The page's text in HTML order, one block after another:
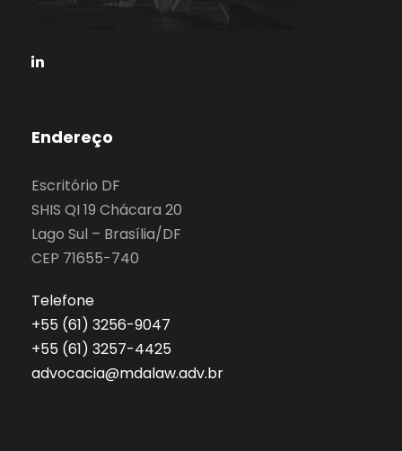
Endereço
Escritório DF
SHIS QI 19 Chácara 20
Lago Sul – Brasília/DF
CEP 71655-740
Telefone
‎+55 (61) 3256-9047
‎+55 (61) 3257-4425
advocacia@mdalaw.adv.br